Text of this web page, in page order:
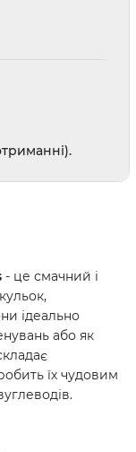
- це смачний і
ідеально
або як
їх чудовим